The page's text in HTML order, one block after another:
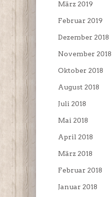
März 2019
Februar 2019
Dezember 2018
November 2018
Oktober 2018
August 2018
Juli 2018
Mai 2018
April 2018
März 2018
Februar 2018
Januar 2018